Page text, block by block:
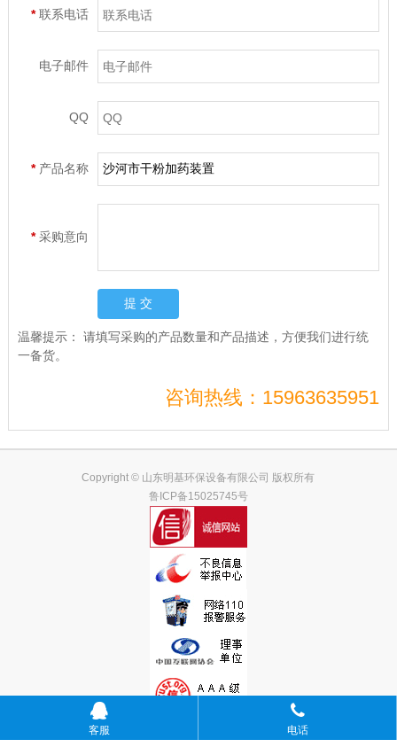
*联系电话
电子邮件
QQ
* 产品名称
*采购意向
温馨提示： 请填写采购的产品数量和产品描述，方便我们进行统
一备货。
咨询热线：15963635951
Copyright © 山东明基环保设备有限公司 版权所有
鲁ICP备15025745号
客服 电话